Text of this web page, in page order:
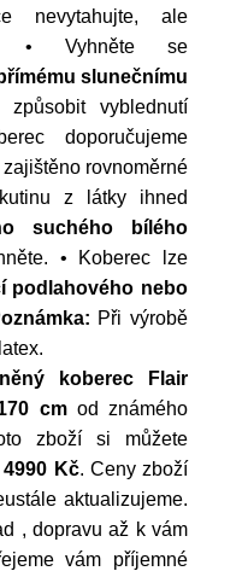
nevytahujte, ale
• Vyhněte se
slunečnímu
vyblednutí
doporučujeme
rovnoměrné
z látky ihned
suchého bílého
• Koberec lze
podlahového nebo
Při výrobě
koberec Flair
cmod známého
zboží si můžete
4990 Kč. Ceny zboží
aktualizujeme.
, dopravu až k vám
vám příjemné